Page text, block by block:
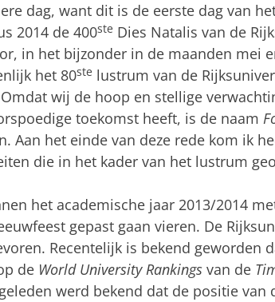
dag, want dit is de eerste dag van
2014 de 400ste Dies Natalis van de
in het bijzonder in de maanden mei
het 80ste lustrum van de
wij de hoop en stellige
toekomst heeft, is de naam
Aan het einde van deze rede kom ik
die in het kader van het lustrum
het academische jaar 2013/2014
gepast gaan vieren. De
Recentelijk is bekend geworden
de World University Rankingsvan de
werd bekend dat de positie van